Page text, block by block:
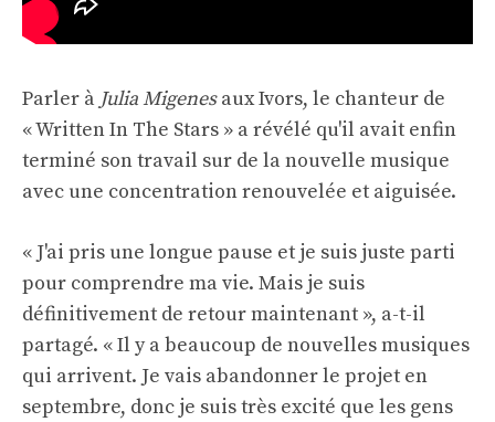
Parler à Julia Migenesaux Ivors, le chanteur de
« Written In The Stars » a révélé qu'il avait enfin
terminé son travail sur de la nouvelle musique
avec une concentration renouvelée et aiguisée.
« J'ai pris une longue pause et je suis juste parti
pour comprendre ma vie. Mais je suis
définitivement de retour maintenant », a-t-il
partagé. « Il y a beaucoup de nouvelles musiques
qui arrivent. Je vais abandonner le projet en
septembre, donc je suis très excité que les gens